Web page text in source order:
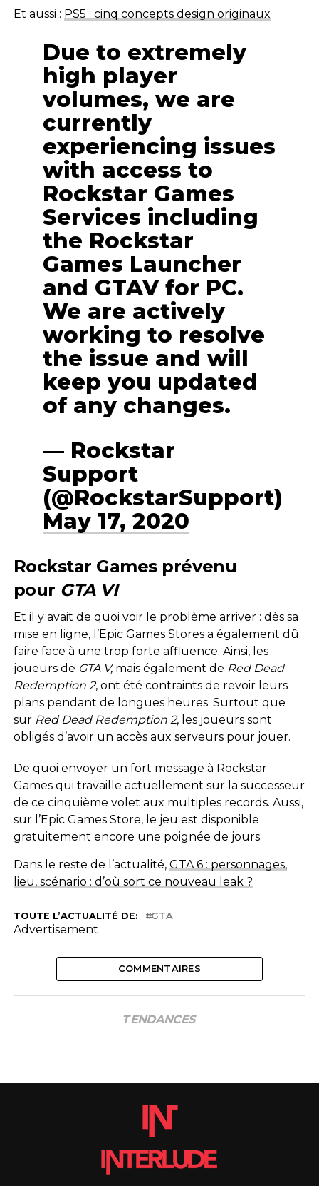
Et aussi : PS5 : cinq concepts design originaux
Due to extremely
high player
volumes, we are
currently
experiencing issues
with access to
Rockstar Games
Services including
the Rockstar
Games Launcher
and GTAV for PC.
We are actively
working to resolve
the issue and will
keep you updated
of any changes.
— Rockstar
Support
(@RockstarSupport)
May 17, 2020
Rockstar Games prévenu
pour GTA VI
Et il y avait de quoi voir le problème arriver : dès sa
mise en ligne, l’Epic Games Stores a également dû
faire face à une trop forte affluence. Ainsi, les
joueurs de GTA V, mais également de Red Dead
Redemption 2, ont été contraints de revoir leurs
plans pendant de longues heures. Surtout que
sur Red Dead Redemption2, les joueurs sont
obligés d’avoir un accès aux serveurs pour jouer.
De quoi envoyer un fort message à Rockstar
Games qui travaille actuellement sur la successeur
de ce cinquième volet aux multiples records. Aussi,
sur l’Epic Games Store, le jeu est disponible
gratuitement encore une poignée de jours.
Dans le reste de l’actualité, GTA 6 : personnages,
lieu, scénario : d’où sort ce nouveau leak ?
TOUTE L’ACTUALITÉ DE: GTA
Advertisement
COMMENTAIRES
TENDANCES